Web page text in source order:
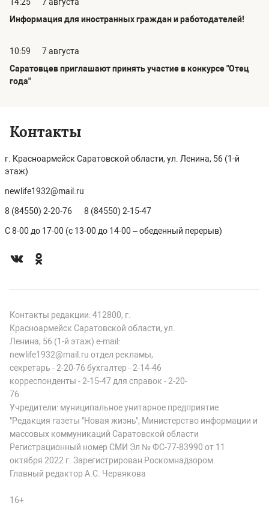
Информация для иностранных граждан и работодателей!
10:59
7 августа
Саратовцев приглашают принять участие в конкурсе "Отец
года"
Контакты
г. Красноармейск Саратовской области, ул. Ленина, 56 (1-й
этаж)
newlife1932@mail.ru
8 (84550) 2-20-76 8 (84550) 2-15-47
С 8-00 до 17-00 (с 13-00 до 14-00 – обеденный перерыв)
Контакты редакции: 412800, г.
Красноармейск Саратовской области, ул.
Ленина, 56 (1-й этаж) e-mail:
newlife1932@mail.ru отдел рекламы,
секретарь - 2-20-76 бухгалтер - 2-14-46
корреспонденты - 2-15-47 для справок - 2-20-
76
Учредители: муниципальное унитарное предприятие
"Редакция газеты "Новая жизнь", Министерство информации и
массовых коммуникаций Саратовской области
Регистрационный номер СМИ Эл № ФС-77-83990 от 11
октября 2022 г. Зарегистрирован Роскомнадзором.
Главный редактор А.С. Червякова
16+